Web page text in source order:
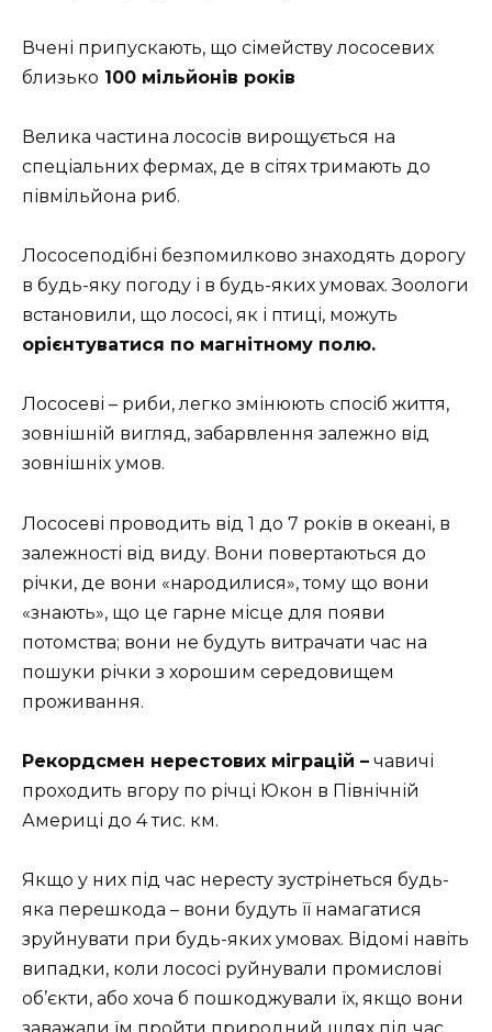
Вчені припускають, що сімейству лососевих
близько 100 мільйонів років
Велика частина лососів вирощується на
спеціальних фермах, де в сітях тримають до
півмільйона риб.
Лососеподібні безпомилково знаходять дорогу
в будь-яку погоду і в будь-яких умовах. Зоологи
встановили, що лососі, як і птиці, можуть
орієнтуватися по магнітному полю.
Лососеві – риби, легко змінюють спосіб життя,
зовнішній вигляд, забарвлення залежно від
зовнішніх умов.
Лососеві проводить від 1 до 7 років в океані, в
залежності від виду. Вони повертаються до
річки, де вони «народилися», тому що вони
«знають», що це гарне місце для появи
потомства; вони не будуть витрачати час на
пошуки річки з хорошим середовищем
проживання.
Рекордсмен нерестових міграцій – чавичі
проходить вгору по річці Юкон в Північній
Америці до 4 тис. км.
Якщо у них під час нересту зустрінеться будь-
яка перешкода – вони будуть її намагатися
зруйнувати при будь-яких умовах. Відомі навіть
випадки, коли лососі руйнували промислові
об’єкти, або хоча б пошкоджували їх, якщо вони